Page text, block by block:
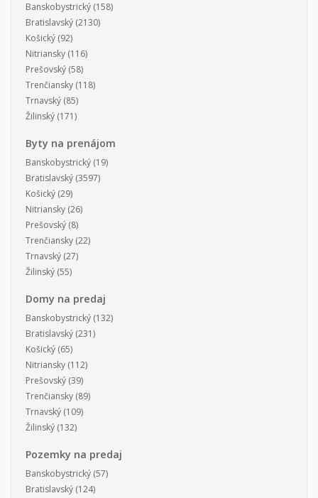
Banskobystrický (158)
Bratislavský (2130)
Košický (92)
Nitriansky (116)
Prešovský (58)
Trenčiansky (118)
Trnavský (85)
Žilinský (171)
Byty na prenájom
Banskobystrický (19)
Bratislavský (3597)
Košický (29)
Nitriansky (26)
Prešovský (8)
Trenčiansky (22)
Trnavský (27)
Žilinský (55)
Domy na predaj
Banskobystrický (132)
Bratislavský (231)
Košický (65)
Nitriansky (112)
Prešovský (39)
Trenčiansky (89)
Trnavský (109)
Žilinský (132)
Pozemky na predaj
Banskobystrický (57)
Bratislavský (124)